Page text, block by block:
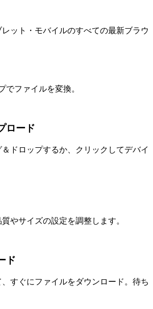
ット・モバイルのすべての最新ブラウ
でファイルを変換。
ロード
ドロップするか、クリックしてデバイ
やサイズの設定を調整します。
ド
すぐにファイルをダウンロード。待ち